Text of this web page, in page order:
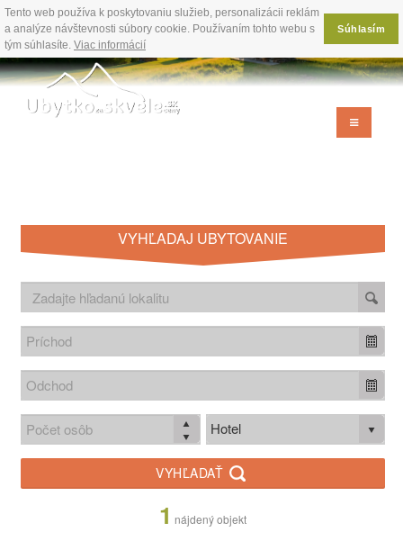
Tento web používa k poskytovaniu služieb, personalizácii reklám
a analýze návštevnosti súbory cookie. Používaním tohto webu s
tým súhlasíte. Viac informácií
Súhlasím
VYHĽADAJ UBYTOVANIE
Hotel
VYHĽADAŤ
1 nájdený objekt